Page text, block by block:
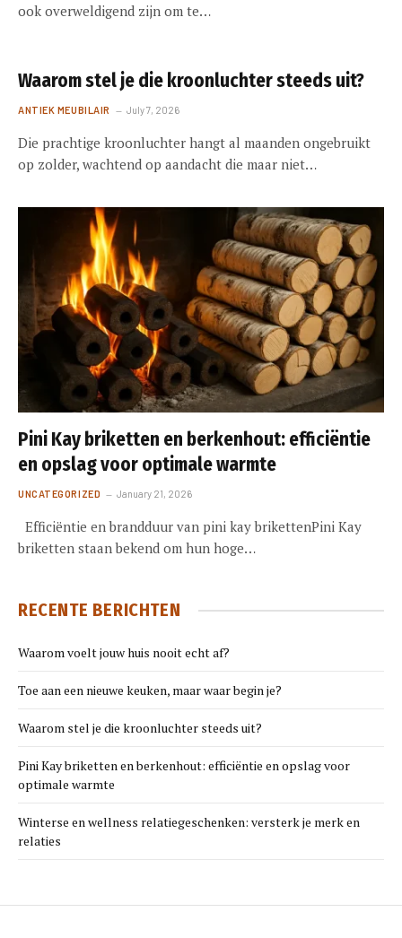
ook overweldigend zijn om te…
Waarom stel je die kroonluchter steeds uit?
ANTIEK MEUBILAIR July 7, 2026
Die prachtige kroonluchter hangt al maanden ongebruikt
op zolder, wachtend op aandacht die maar niet…
Pini Kay briketten en berkenhout: efficiëntie
en opslag voor optimale warmte
UNCATEGORIZED January 21, 2026
Efficiëntie en brandduur van pini kay brikettenPini Kay
briketten staan bekend om hun hoge…
RECENTE BERICHTEN
Waarom voelt jouw huis nooit echt af?
Toe aan een nieuwe keuken, maar waar begin je?
Waarom stel je die kroonluchter steeds uit?
Pini Kay briketten en berkenhout: efficiëntie en opslag voor
optimale warmte
Winterse en wellness relatiegeschenken: versterk je merk en
relaties